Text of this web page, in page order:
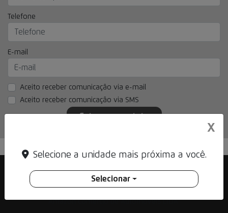
Telefone
E-mail
Aceito receber comunicação via e-mail
Aceito receber comunicação via SMS
Entrar em contato
Amazon Comercio de Automóveis LTDA
X
Selecione a unidade mais próxima a você.
Selecionar